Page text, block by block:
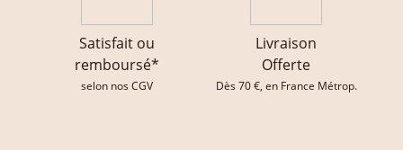
Satisfait ou
remboursé*
selon nos CGV
Livraison
Offerte
Dès 70 €, en France Métrop.